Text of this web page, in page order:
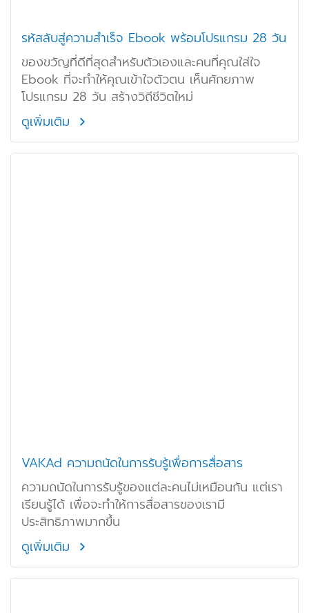
รหัสลับสู่ความสำเร็จ Ebook พร้อมโปรแกรม 28 วัน
ของขวัญที่ดีที่สุดสำหรับตัวเองและคนที่คุณใส่ใจ
Ebook ที่จะทำให้คุณเข้าใจตัวตน เห็นศักยภาพ
โปรแกรม 28 วัน สร้างวิถีชีวิตใหม่
ดูเพิ่มเติม
VAKAd ความถนัดในการรับรู้เพื่อการสื่อสาร
ความถนัดในการรับรู้ของแต่ละคนไม่เหมือนกัน แต่เรา
เรียนรู้ได้ เพื่อจะทำให้การสื่อสารของเรามี
ประสิทธิภาพมากขึ้น
ดูเพิ่มเติม